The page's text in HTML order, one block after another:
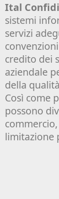
Ital Confidi
sistemi
servizi
credito dei
aziendale
della
Così come
possono
limitazione